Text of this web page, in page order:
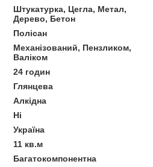
Штукатурка, Цегла, Метал,
Дерево, Бетон
Полісан
Механізований, Пензликом,
Валіком
24 годин
Глянцева
Алкідна
Ні
Україна
11 кв.м
Багатокомпонентна